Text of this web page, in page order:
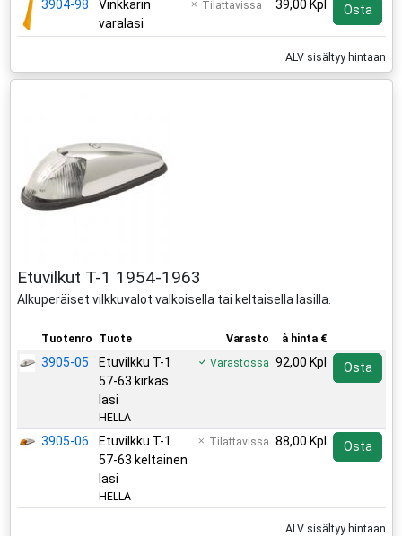
3904-98
Vinkkarin
varalasi
Tilattavissa 39,00 Kpl Osta
ALV sisältyy hintaan
Etuvilkut T-1 1954-1963
Alkuperäiset vilkkuvalot valkoisella tai keltaisella lasilla.
Tuotenro Tuote Varasto à hinta €
3905-05
Etuvilkku T-1
57-63 kirkas
lasi
HELLA
Varastossa 92,00 Kpl Osta
3905-06
Etuvilkku T-1
57-63 keltainen
lasi
HELLA
Tilattavissa 88,00 Kpl Osta
ALV sisältyy hintaan